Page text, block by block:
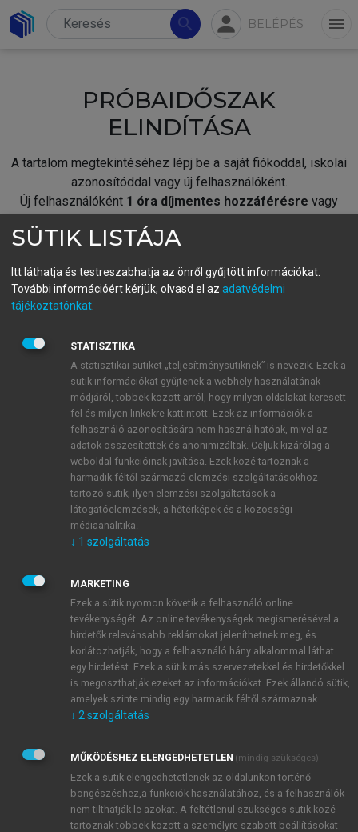
search person BELÉPÉS menu
PRÓBAIDŐSZAK
ELINDÍTÁSA
A tartalom megtekintéséhez lépj be a saját fiókoddal, iskolai
azonosítóddal vagy új felhasználóként.
Új felhasználóként 1 óra díjmentes hozzáférésre vagy
fiókoddal,vagy hozz létre új fiókot.
A regisztráció után apróbaidőszakautomatikusan
BELÉPÉS SAJÁT FIÓKKAL
ÚJ FIÓK LÉTREHOZÁSA
1 óra díjmentes hozzáférés
E-MAIL-CÍM
JELSZÓ
JELSZÓ ÚJRA
Kérek értesítést a MeRSZ újdonságairól, akcióiról.
Kérek értesítést az Akadémiai Kiadó Zrt. újdonságairól,
Adatkezelési tájékoztatóbanfoglaltakat tudomásul
veszem és elfogadom.
Általános vásárlási feltételeket, valamint a szotar.netés a
mersz.huoldalak licencszerződéseiben foglaltakat
tudomásul veszem és elfogadom.
SÜTIK LISTÁJA
Itt láthatja és testreszabhatja az önről gyűjtött információkat.
További információért kérjük, olvasd el az adatvédelmi
tájékoztatónkat
STATISZTIKA
A statisztikai sütiket „teljesítménysütiknek” is nevezik. Ezek a
sütik információkat gyűjtenek a webhely használatának
módjáról, többek között arról, hogy milyen oldalakat keresett
fel és milyen linkekre kattintott. Ezek az információk a
felhasználó azonosítására nem használhatóak, mivel az
adatok összesítettek és anonimizáltak. Céljuk kizárólag a
weboldal funkcióinak javítása. Ezek közé tartoznak a
harmadik féltől származó elemzési szolgáltatásokhoz
tartozó sütik; ilyen elemzési szolgáltatások a
látogatóelemzések, a hőtérképek és a közösségi
médiaanalitika.
↓ 1 szolgáltatás
MARKETING
Ezek a sütik nyomon követik a felhasználó online
tevékenységét. Az online tevékenységek megismerésével a
hirdetők relevánsabb reklámokat jeleníthetnek meg, és
korlátozhatják, hogy a felhasználó hány alkalommal láthat
egy hirdetést. Ezek a sütik más szervezetekkel és hirdetőkkel
is megoszthatják ezeket az információkat. Ezek állandó sütik,
amelyek szinte mindig egy harmadik féltől származnak.
↓ 2 szolgáltatás
MŰKÖDÉSHEZ ELENGEDHETETLEN (mindig szükséges)
Ezek a sütik elengedhetetlenek az oldalunkon történő
böngészéshez,a funkciók használatához, és a felhasználók
nem tilthatják le azokat. A feltétlenül szükséges sütik közé
tartoznak többek között a személyre szabott beállításokat